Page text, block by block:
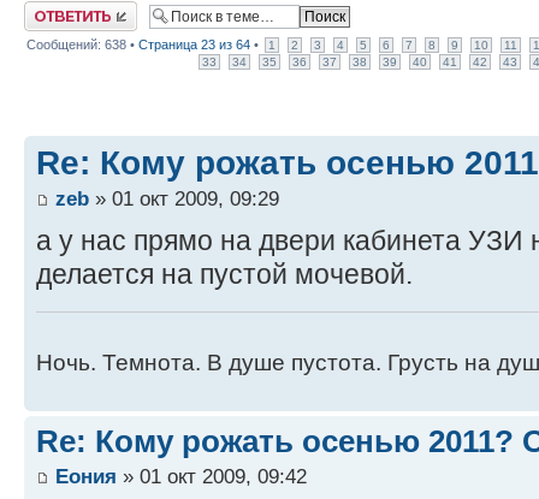
Ответить
Сообщений: 638 • Страница 23 из 64 • 1 2 3 4 5 6 7 8 9 10 11
33
34 35 36 37 38 39 40 41 42 43
Re: Кому рожать осенью
zeb » 01 окт 2009, 09:29
а у нас прямо на двери кабинета УЗИ
делается на пустой мочевой.
Ночь. Темнота. В душе пустота. Грусть на
Re: Кому рожать осенью 2011?
Еония » 01 окт 2009, 09:42